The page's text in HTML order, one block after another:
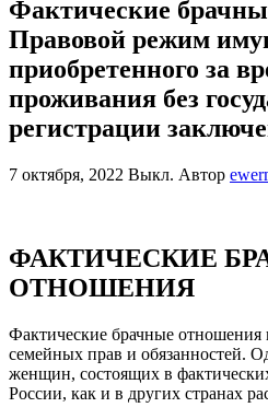
Фактические
Правовой режим
приобретенного за
проживания без
регистрации
7 октября, 2022 Выкл. Автор
ФАКТИЧЕСКИЕ
ОТНОШЕНИЯ
Фактические брачные отношения
семейных прав и обязанностей.
женщин, состоящих в
России, как и в других странах